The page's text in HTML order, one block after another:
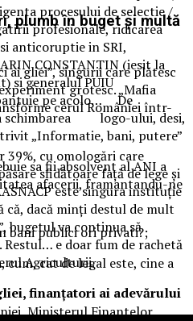
procesului de selectie /
profesionale, ridicarea
anticoruptie in SRI,
CONSTANTIN (iesit la
si generalul PUIU
bantuie pe acolo… De
schimbarea logo-ului, desi,
„Informatie, bani, putere”
sa fii absolvent al ANI a
afacerii, framantandu-ne
bani publici ori privati?;
cat de legal este, cine a
Ministerul Finantelor
plumb în buget și multă
ai gliei”, singurii care plătesc
grotesc. „Mafia
cerul României într-
39%, cu omologări care
sfidătoare față de lege și
este singura instituție
că, dacă minți destul de mult
bugetul va continua să
Restul… e doar fum de rachetă
Agriculturii.
finanțatori ai adevărului